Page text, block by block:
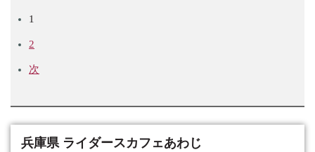
1
2
次
兵庫県 ライダースカフェあわじ